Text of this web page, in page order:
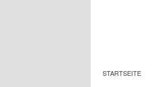
STARTSEITE